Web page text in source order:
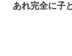
あれ完全に子